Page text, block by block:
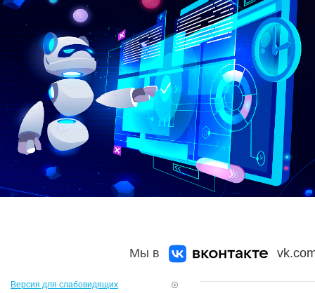
Мы в
Версия для слабовидящих